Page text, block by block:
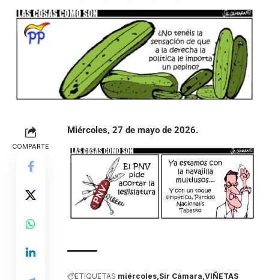
COMPARTE
Miércoles, 27 de mayo de 2026.
ETIQUETAS miércoles Sir Cámara VIÑETAS